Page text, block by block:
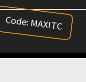
Code: MAXITC